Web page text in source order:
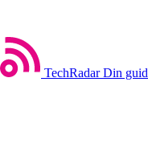
TechRadar Din